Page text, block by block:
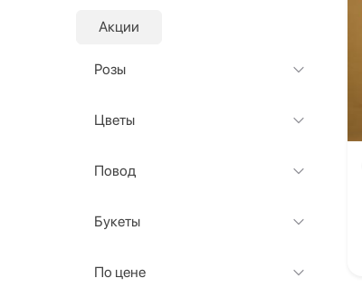
Акции
Розы
Цветы
Повод
Букеты
По цене